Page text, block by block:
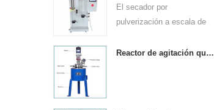
El secador por
pulverización a escala de
para la producción en
Reactor de agitación química de acero inoxidable de alta presión.